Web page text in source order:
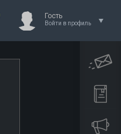
Гость
Войти в профиль